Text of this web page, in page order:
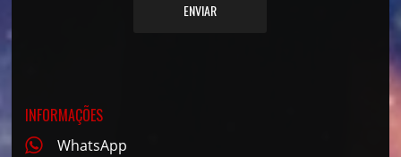
ENVIAR
INFORMAÇÕES
WhatsApp